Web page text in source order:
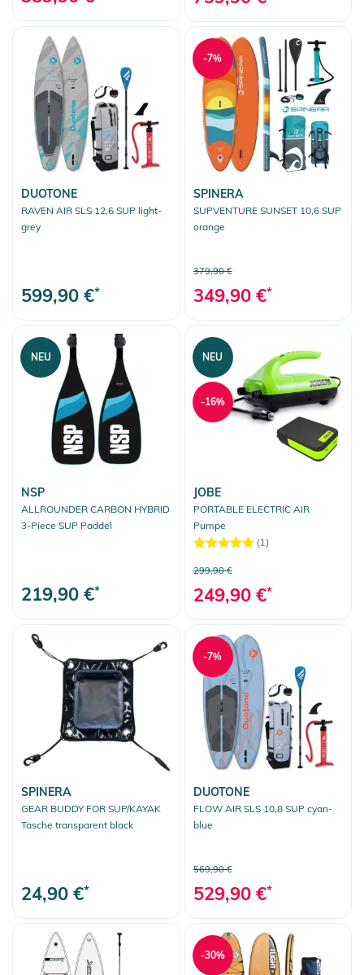
DUOTONE
RAVEN AIR SLS 12,6 SUP light-
grey
599,90 €*
SPINERA
SUPVENTURE SUNSET 10,6 SUP
orange
379,90 €
349,90 €*
-7%
NSP
ALLROUNDER CARBON HYBRID
3-Piece SUP Paddel
219,90 €*
NEU
JOBE
PORTABLE ELECTRIC AIR
Pumpe
(1)
299,90 €
249,90 €*
NEU
-16%
SPINERA
GEAR BUDDY FOR SUP/KAYAK
Tasche transparent black
24,90 €*
DUOTONE
FLOW AIR SLS 10,8 SUP cyan-
blue
569,90 €
529,90 €*
-7%
-30%